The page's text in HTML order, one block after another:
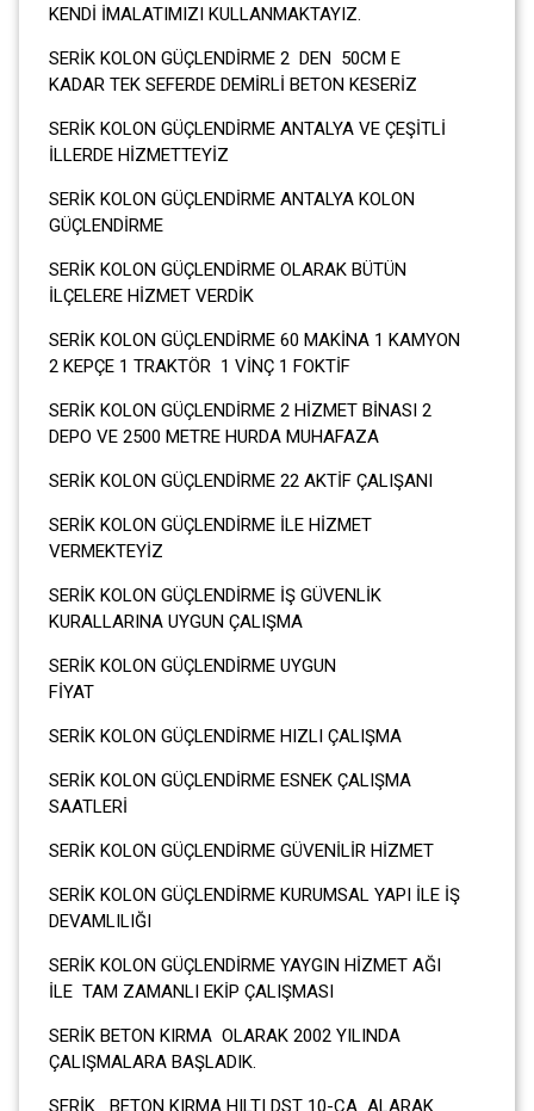
KENDİ İMALATIMIZI KULLANMAKTAYIZ.
SERİK KOLON GÜÇLENDİRME 2 DEN 50CM E
KADAR TEK SEFERDE DEMİRLİ BETON KESERİZ
SERİK KOLON GÜÇLENDİRME ANTALYA VE ÇEŞİTLİ
İLLERDE HİZMETTEYİZ
SERİK KOLON GÜÇLENDİRME ANTALYA KOLON
GÜÇLENDİRME
SERİK KOLON GÜÇLENDİRME OLARAK BÜTÜN
İLÇELERE HİZMET VERDİK
SERİK KOLON GÜÇLENDİRME 60 MAKİNA 1 KAMYON
2 KEPÇE 1 TRAKTÖR 1 VİNÇ 1 FOKTİF
SERİK KOLON GÜÇLENDİRME 2 HİZMET BİNASI 2
DEPO VE 2500 METRE HURDA MUHAFAZA
SERİK KOLON GÜÇLENDİRME 22 AKTİF ÇALIŞANI
SERİK KOLON GÜÇLENDİRME İLE HİZMET
VERMEKTEYİZ
SERİK KOLON GÜÇLENDİRME İŞ GÜVENLİK
KURALLARINA UYGUN ÇALIŞMA
SERİK KOLON GÜÇLENDİRME UYGUN
SERİK KOLON GÜÇLENDİRME HIZLI ÇALIŞMA
SERİK KOLON GÜÇLENDİRME ESNEK ÇALIŞMA
SAATLERİ
SERİK KOLON GÜÇLENDİRME GÜVENİLİR HİZMET
SERİK KOLON GÜÇLENDİRME KURUMSAL YAPI İLE İŞ
DEVAMLILIĞI
SERİK KOLON GÜÇLENDİRME YAYGIN HİZMET AĞI
İLE TAM ZAMANLI EKİP ÇALIŞMASI
SERİK BETON KIRMA OLARAK 2002 YILINDA
ÇALIŞMALARA BAŞLADIK.
SERİK BETON KIRMA HILTI DST 10-CA ALARAK